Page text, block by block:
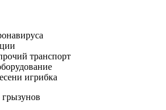
транспорт
игрибка